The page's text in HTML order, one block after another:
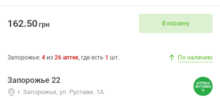
162.50грн В корзину
Запорожье: 4 из 26 аптек, где есть 1 шт. По наличию
Запорожье 22
г. Запорожье, ул. Рустави, 1А